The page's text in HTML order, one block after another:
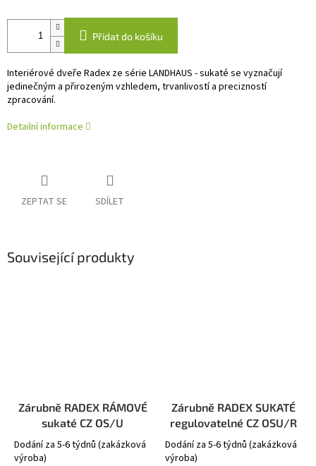
Přidat do košíku
Interiérové dveře Radex ze série LANDHAUS - sukaté se vyznačují
jedinečným a přirozeným vzhledem, trvanlivostí a precizností
zpracování.
Detailní informace
ZEPTAT SE SDÍLET
Související produkty
Zárubně RADEX RÁMOVÉ
sukaté CZ OS/U
Dodání za 5-6 týdnů (zakázková
výroba)
Zárubně RADEX SUKATÉ
regulovatelné CZ OSU/R
Dodání za 5-6 týdnů (zakázková
výroba)